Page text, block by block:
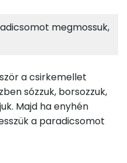
6%
135 kcal
27 kcal
100
6%
Zsír
81%
Víz
megmossuk,
a csirkemellet
sózzuk, borsozzuk,
Majd ha enyhén
a paradicsomot